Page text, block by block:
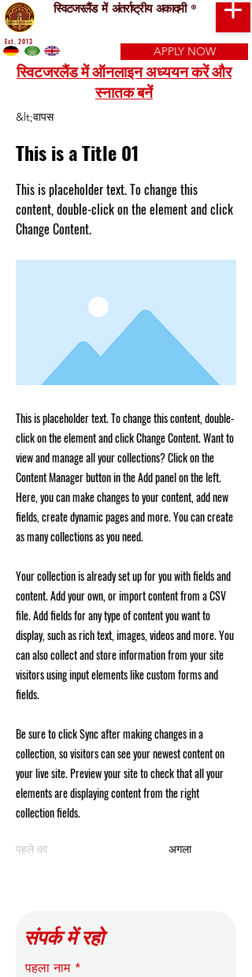
स्विटजरलैंड में अंतर्राष्ट्रीय अकादमी ®
APPLY NOW
स्विटजरलैंड में ऑनलाइन अध्ययन करें और
स्नातक बनें
Est. 2013
&lt;वापस
This is a Title 01
This is placeholder text. To change this
content, double-click on the element and click
Change Content.
This is placeholder text. To change this content, double-
click on the element and click Change Content. Want to
view and manage all your collections? Click on the
Content Manager button in the Add panel on the left.
Here, you can make changes to your content, add new
fields, create dynamic pages and more. You can create
as many collections as you need.
Your collection is already set up for you with fields and
content. Add your own, or import content from a CSV
file. Add fields for any type of content you want to
display, such as rich text, images, videos and more. You
can also collect and store information from your site
visitors using input elements like custom forms and
fields.
Be sure to click Sync after making changes in a
collection, so visitors can see your newest content on
your live site. Preview your site to check that all your
elements are displaying content from the right
collection fields.
पहले का अगला
संपर्क में रहो
पहला नाम